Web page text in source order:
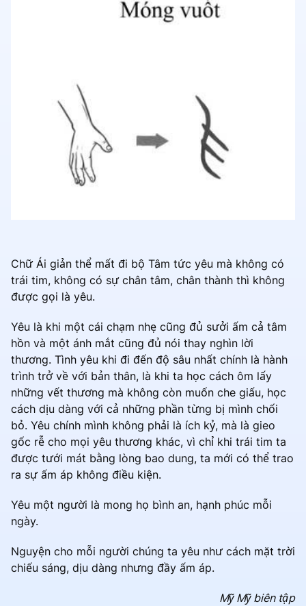
Chữ Ái giản thể mất đi bộ Tâm tức yêu mà không có
trái tim, không có sự chân tâm, chân thành thì không
được gọi là yêu.
Yêu là khi một cái chạm nhẹ cũng đủ sưởi ấm cả tâm
hồn và một ánh mắt cũng đủ nói thay nghìn lời
thương. Tình yêu khi đi đến độ sâu nhất chính là hành
trình trở về với bản thân, là khi ta học cách ôm lấy
những vết thương mà không còn muốn che giấu, học
cách dịu dàng với cả những phần từng bị mình chối
bỏ. Yêu chính mình không phải là ích kỷ, mà là gieo
gốc rễ cho mọi yêu thương khác, vì chỉ khi trái tim ta
được tưới mát bằng lòng bao dung, ta mới có thể trao
ra sự ấm áp không điều kiện.
Yêu một người là mong họ bình an, hạnh phúc mỗi
ngày.
Nguyện cho mỗi người chúng ta yêu như cách mặt trời
chiếu sáng, dịu dàng nhưng đầy ấm áp.
Mỹ Mỹ biên tập